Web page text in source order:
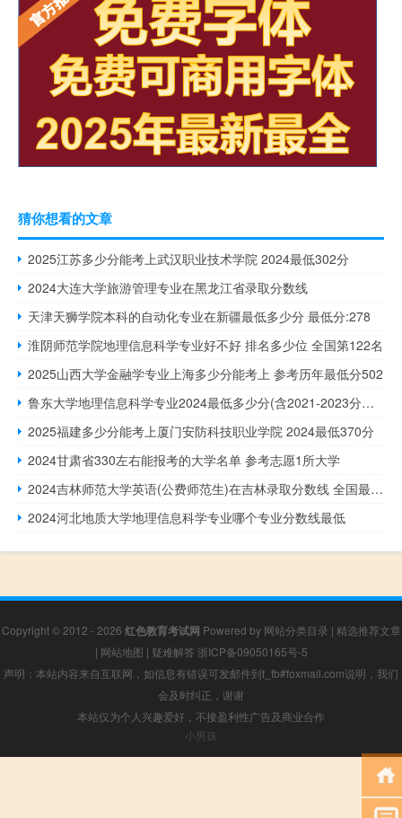
猜你想看的文章
2025江苏多少分能考上武汉职业技术学院 2024最低302分
2024大连大学旅游管理专业在黑龙江省录取分数线
天津天狮学院本科的自动化专业在新疆最低多少分 最低分:278
淮阴师范学院地理信息科学专业好不好 排名多少位 全国第122名
2025山西大学金融学专业上海多少分能考上 参考历年最低分502
鲁东大学地理信息科学专业2024最低多少分(含2021-2023分数线)
2025福建多少分能考上厦门安防科技职业学院 2024最低370分
2024甘肃省330左右能报考的大学名单 参考志愿1所大学
2024吉林师范大学英语(公费师范生)在吉林录取分数线 全国最低556分
2024河北地质大学地理信息科学专业哪个专业分数线最低
Copyright © 2012 - 2026 红色教育考试网 Powered by 网站分类目录 | 精选推荐文章
| 网站地图 | 疑难解答 浙ICP备09050165号-5
声明：本站内容来自互联网，如信息有错误可发邮件到f_fb#foxmail.com说明，我们
会及时纠正，谢谢
本站仅为个人兴趣爱好，不接盈利性广告及商业合作
小男孩